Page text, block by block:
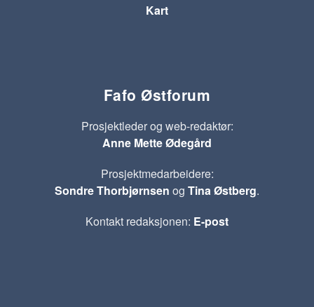
Kart
Fafo Østforum
Prosjektleder og web-redaktør:
Anne Mette Ødegård
Prosjektmedarbeidere:
Sondre Thorbjørnsen og Tina Østberg.
Kontakt redaksjonen: E-post